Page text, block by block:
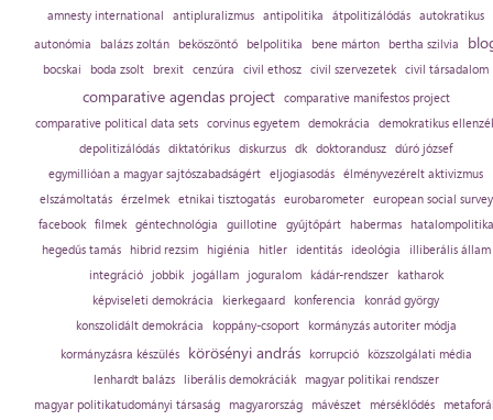
amnesty international
antipluralizmus antipolitika átpolitizálódás autokratikus
autonómia
balázs zoltán beköszöntő belpolitika bene márton bertha szilvia
bocskai boda zsolt brexit cenzúra civil ethosz civil szervezetek civil társadalom
comparative agendas project
comparative manifestos project
comparative political data sets corvinus egyetem demokrácia
demokratikus
depolitizálódás diktatórikus diskurzus dk doktorandusz dúró józsef
egymillióan a magyar sajtószabadságért eljogiasodás élményvezérelt aktivizmus
elszámoltatás
érzelmek etnikai tisztogatás eurobarometer
european social survey
facebook
filmek géntechnológia guillotine gyűjtőpárt habermas
hatalompolitika
hegedűs tamás
hibrid rezsim higiénia hitler identitás ideológia
illiberális állam
integráció
jobbik jogállam joguralom kádár-rendszer
katharok
képviseleti demokrácia
kierkegaard konferencia
konrád györgy
konszolidált demokrácia
koppány-csoport
kormányzás autoriter módja
kormányzásra készülés
körösényi andrás korrupció
közszolgálati média
lenhardt balázs
liberális demokráciák
magyar politikai rendszer
magyar politikatudományi társaság
magyarország mávészet mérséklődés